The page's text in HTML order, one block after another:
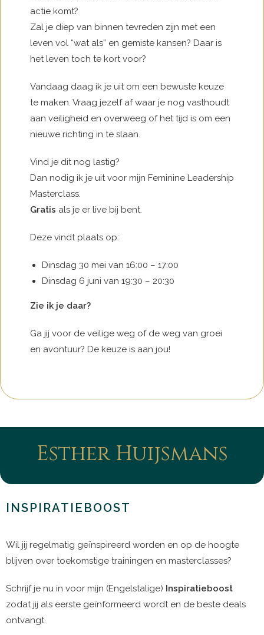
actie komt?
Zal je diep van binnen tevreden zijn met een
leven vol “wat als” en gemiste kansen? Daar is
het leven toch te kort voor?
Vandaag daag ik je uit om een bewuste keuze
te maken. Vraag jezelf af waar je nog vasthoudt
aan veiligheid en overweeg of het tijd is om een
nieuwe richting in te slaan.
Vind je dit nog lastig?
Dan nodig ik je uit voor mijn Feminine Leadership
Masterclass.
Gratis als je er live bij bent.
Deze vindt plaats op:
Dinsdag 30 mei van 16:00 – 17:00
Dinsdag 6 juni van 19:30 – 20:30
Zie ik je daar?
Ga jij voor de veilige weg of de weg van groei
en avontuur? De keuze is aan jou!
Esther Huijsmans
INSPIRATIEBOOST
Wil jij regelmatig geïnspireerd worden en op de hoogte
blijven over toekomstige trainingen en masterclasses?
Schrijf je nu in voor mijn (Engelstalige) Inspiratieboost
zodat jij als eerste geïnformeerd wordt en de beste deals
ontvangt.